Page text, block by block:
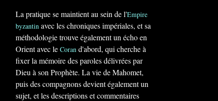
La pratique se maintient au sein de l'Empire
byzantin avec les chroniques impériales, et sa
méthodologie trouve également un écho en
Orient avec le Coran d'abord, qui cherche à
fixer la mémoire des paroles délivrées par
Dieu à son Prophète. La vie de Mahomet,
puis des compagnons devient également un
sujet, et les descriptions et commentaires